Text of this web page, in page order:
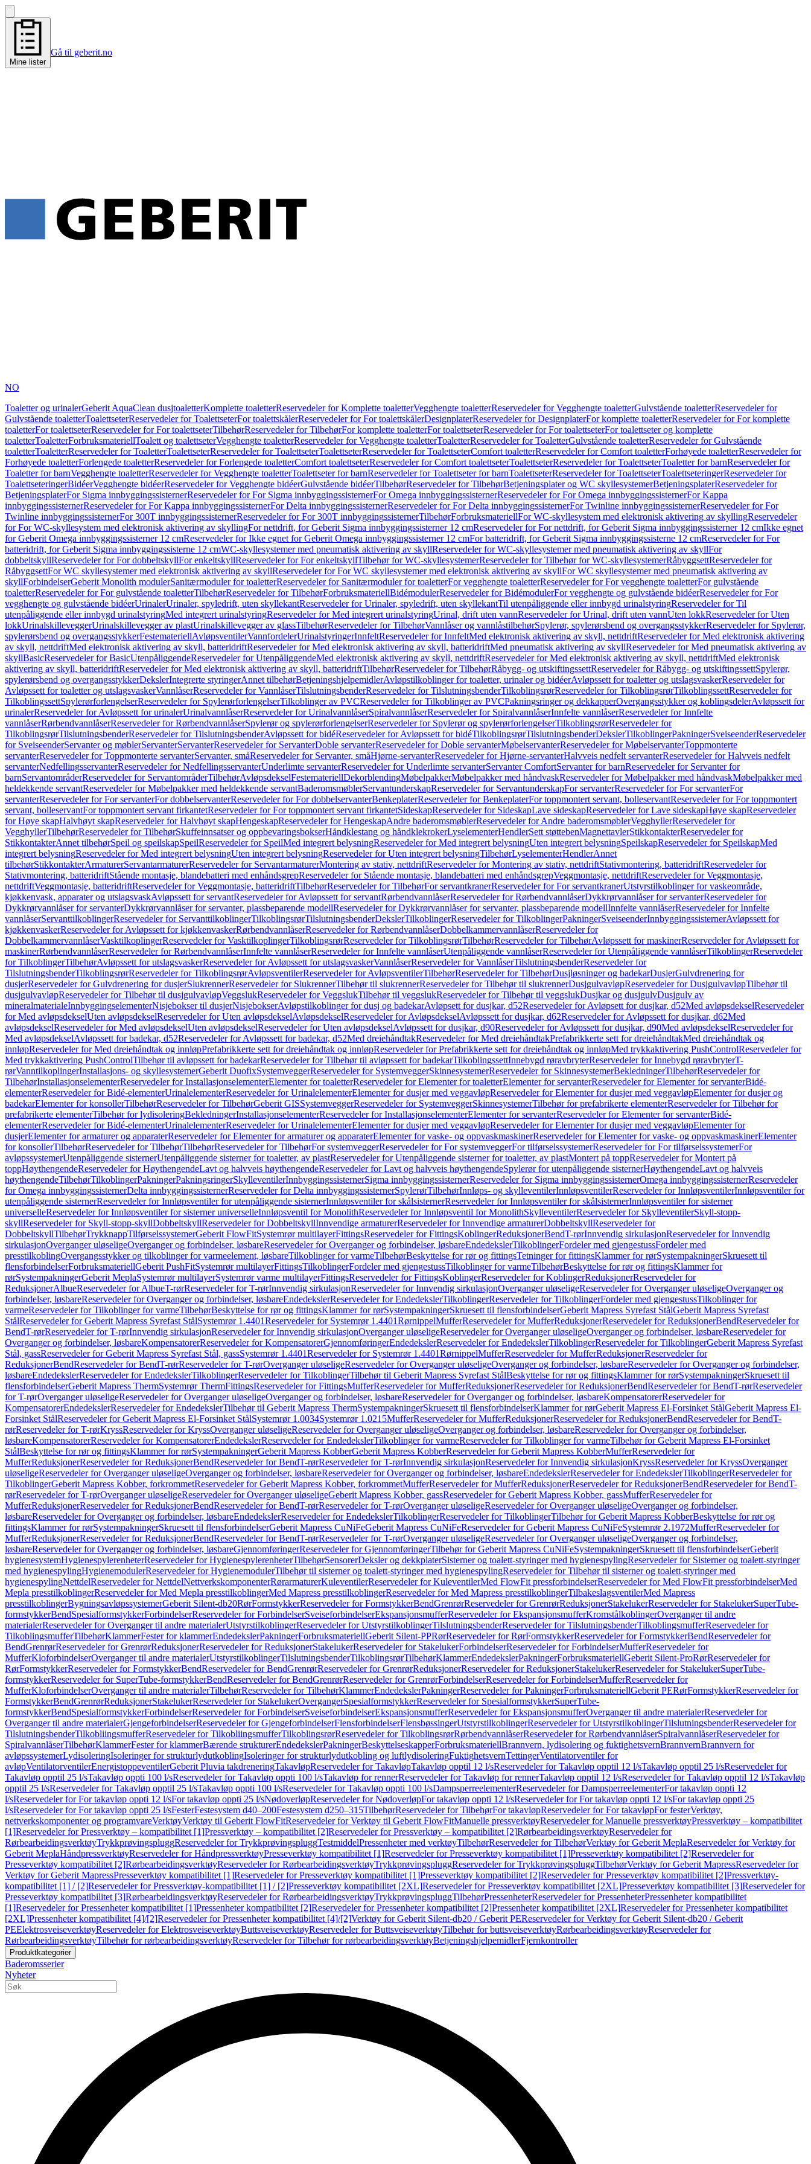
Mine lister
Gå til geberit.no
NO
Toaletter og urinalerGeberit AquaClean dusjtoaletterKomplette toaletterReservedeler for Komplette toaletterVegghengte toaletterReservedeler for Vegghengte toaletterGulvstående toaletterReservedeler for
Gulvstående toaletterToalettseterReservedeler for ToalettseterFor toalettskålerReservedeler for For toalettskålerDesignplaterReservedeler for DesignplaterFor komplette toaletterReservedeler for For komplette
toaletterFor toalettseterReservedeler for For toalettseterTilbehørReservedeler for TilbehørFor komplette toaletterFor toalettseterReservedeler for For toalettseterFor toalettseter og komplette
toaletterToaletterForbruksmateriellToalett og toalettseterVegghengte toaletterReservedeler for Vegghengte toaletterToaletterReservedeler for ToaletterGulvstående toaletterReservedeler for Gulvstående
toaletterToaletterReservedeler for ToaletterToalettseterReservedeler for ToalettseterToalettseterReservedeler for ToalettseterComfort toaletterReservedeler for Comfort toaletterForhøyede toaletterReservedeler for
Forhøyede toaletterForlengede toaletterReservedeler for Forlengede toaletterComfort toalettseterReservedeler for Comfort toalettseterToalettseterReservedeler for ToalettseterToaletter for barnReservedeler for
Toaletter for barnVegghengte toaletterReservedeler for Vegghengte toaletterToalettseter for barnReservedeler for Toalettseter for barnToalettseterReservedeler for ToalettseterToalettseteringerReservedeler for
ToalettseteringerBidéerVegghengte bidéerReservedeler for Vegghengte bidéerGulvstående bidéerTilbehørReservedeler for TilbehørBetjeningsplater og WC skyllesystemerBetjeningsplaterReservedeler for
BetjeningsplaterFor Sigma innbyggingssisternerReservedeler for For Sigma innbyggingssisternerFor Omega innbyggingssisternerReservedeler for For Omega innbyggingssisternerFor Kappa
innbyggingssisternerReservedeler for For Kappa innbyggingssisternerFor Delta innbyggingssisternerReservedeler for For Delta innbyggingssisternerFor Twinline innbyggingssisternerReservedeler for For
Twinline innbyggingssisternerFor 300T innbyggingssisternerReservedeler for For 300T innbyggingssisternerTilbehørForbruksmateriellFor WC-skyllesystem med elektronisk aktivering av skyllingReservedeler
for For WC-skyllesystem med elektronisk aktivering av skyllingFor nettdrift, for Geberit Sigma innbyggingssisterner 12 cmReservedeler for For nettdrift, for Geberit Sigma innbyggingssisterner 12 cmIkke egnet
for Geberit Omega innbyggingssisterner 12 cmReservedeler for Ikke egnet for Geberit Omega innbyggingssisterner 12 cmFor batteridrift, for Geberit Sigma innbyggingssisterne 12 cmReservedeler for For
batteridrift, for Geberit Sigma innbyggingssisterne 12 cmWC-skyllesystemer med pneumatisk aktivering av skyllReservedeler for WC-skyllesystemer med pneumatisk aktivering av skyllFor
dobbeltskyllReservedeler for For dobbeltskyllFor enkeltskyllReservedeler for For enkeltskyllTilbehør for WC-skyllesystemerReservedeler for Tilbehør for WC-skyllesystemerRåbyggsettReservedeler for
RåbyggsettFor WC skyllesystemer med elektronisk aktivering av skyllReservedeler for For WC skyllesystemer med elektronisk aktivering av skyllFor WC skyllesystemer med pneumatisk aktivering av
skyllForbindelserGeberit Monolith modulerSanitærmoduler for toaletterReservedeler for Sanitærmoduler for toaletterFor vegghengte toaletterReservedeler for For vegghengte toaletterFor gulvstående
toaletterReservedeler for For gulvstående toaletterTilbehørReservedeler for TilbehørForbruksmateriellBidémodulerReservedeler for BidémodulerFor vegghengte og gulvstående bidéerReservedeler for For
vegghengte og gulvstående bidéerUrinalerUrinaler, spyledrift, uten skyllekantReservedeler for Urinaler, spyledrift, uten skyllekantTil utenpåliggende eller innbygd urinalstyringReservedeler for Til
utenpåliggende eller innbygd urinalstyringMed integrert urinalstyringReservedeler for Med integrert urinalstyringUrinal, drift uten vannReservedeler for Urinal, drift uten vannUten lokkReservedeler for Uten
lokkUrinalskilleveggerUrinalskillevegger av plastUrinalskillevegger av glassTilbehørReservedeler for TilbehørVannlåser og vannlåstilbehørSpylerør, spylerørsbend og overgangsstykkerReservedeler for Spylerør,
spylerørsbend og overgangsstykkerFestemateriellAvløpsventilerVannfordelerUrinalstyringerInnfeltReservedeler for InnfeltMed elektronisk aktivering av skyll, nettdriftReservedeler for Med elektronisk aktivering
av skyll, nettdriftMed elektronisk aktivering av skyll, batteridriftReservedeler for Med elektronisk aktivering av skyll, batteridriftMed pneumatisk aktivering av skyllReservedeler for Med pneumatisk aktivering av
skyllBasicReservedeler for BasicUtenpåliggendeReservedeler for UtenpåliggendeMed elektronisk aktivering av skyll, nettdriftReservedeler for Med elektronisk aktivering av skyll, nettdriftMed elektronisk
aktivering av skyll, batteridriftReservedeler for Med elektronisk aktivering av skyll, batteridriftTilbehørReservedeler for TilbehørRåbygg- og utskiftingssettReservedeler for Råbygg- og utskiftingssettSpylerør,
spylerørsbend og overgangsstykkerDekslerIntegrerte styringerAnnet tilbehørBetjeningshjelpemidlerAvløpstilkoblinger for toaletter, urinaler og bidéerAvløpssett for toaletter og utslagsvaskerReservedeler for
Avløpssett for toaletter og utslagsvaskerVannlåserReservedeler for VannlåserTilslutningsbenderReservedeler for TilslutningsbenderTilkoblingsrørReservedeler for TilkoblingsrørTilkoblingssettReservedeler for
TilkoblingssettSpylerørforlengelserReservedeler for SpylerørforlengelserTilkoblinger av PVCReservedeler for Tilkoblinger av PVCPakningsringer og dekkapperOvergangsstykker og koblingsdelerAvløpssett for
urinalerReservedeler for Avløpssett for urinalerUrinalvannlåserReservedeler for UrinalvannlåserSpiralvannlåserReservedeler for SpiralvannlåserInnfelte vannlåserReservedeler for Innfelte
vannlåserRørbendvannlåserReservedeler for RørbendvannlåserSpylerør og spylerørforlengelserReservedeler for Spylerør og spylerørforlengelserTilkoblingsrørReservedeler for
TilkoblingsrørTilslutningsbenderReservedeler for TilslutningsbenderAvløpssett for bidéReservedeler for Avløpssett for bidéTilkoblingsrørTilslutningsbenderDekslerTilkoblingerPakningerSveiseenderReservedeler
for SveiseenderServanter og møblerServanterServanterReservedeler for ServanterDoble servanterReservedeler for Doble servanterMøbelservanterReservedeler for MøbelservanterToppmonterte
servanterReservedeler for Toppmonterte servanterServanter, småReservedeler for Servanter, småHjørne-servanterReservedeler for Hjørne-servanterHalvveis nedfelt servanterReservedeler for Halvveis nedfelt
servanterNedfellingsservanterReservedeler for NedfellingsservanterUnderlimte servanterReservedeler for Underlimte servanterServanter ComfortServanter for barnReservedeler for Servanter for
barnServantområderReservedeler for ServantområderTilbehørAvløpsdekselFestemateriellDekorblendingMøbelpakkerMøbelpakker med håndvaskReservedeler for Møbelpakker med håndvaskMøbelpakker med
heldekkende servantReservedeler for Møbelpakker med heldekkende servantBaderomsmøblerServantunderskapReservedeler for ServantunderskapFor servanterReservedeler for For servanterFor
servanterReservedeler for For servanterFor dobbelservanterReservedeler for For dobbelservanterBenkeplaterReservedeler for BenkeplaterFor toppmontert servant, bolleservantReservedeler for For toppmontert
servant, bolleservantFor toppmontert servant firkantetReservedeler for For toppmontert servant firkantetSideskapReservedeler for SideskapLave sideskapReservedeler for Lave sideskapHøye skapReservedeler
for Høye skapHalvhøyt skapReservedeler for Halvhøyt skapHengeskapReservedeler for HengeskapAndre baderomsmøblerReservedeler for Andre baderomsmøblerVegghyllerReservedeler for
VegghyllerTilbehørReservedeler for TilbehørSkuffeinnsatser og oppbevaringsbokserHåndklestang og håndklekrokerLyselementerHendlerSett støttebenMagnettavlerStikkontakterReservedeler for
StikkontakterAnnet tilbehørSpeil og speilskapSpeilReservedeler for SpeilMed integrert belysningReservedeler for Med integrert belysningUten integrert belysningSpeilskapReservedeler for SpeilskapMed
integrert belysningReservedeler for Med integrert belysningUten integrert belysningReservedeler for Uten integrert belysningTilbehørLyselementerHendlerAnnet
tilbehørStikkontakterArmaturerServantarmaturerReservedeler for ServantarmaturerMontering av stativ, nettdriftReservedeler for Montering av stativ, nettdriftStativmontering, batteridriftReservedeler for
Stativmontering, batteridriftStående montasje, blandebatteri med enhåndsgrepReservedeler for Stående montasje, blandebatteri med enhåndsgrepVeggmontasje, nettdriftReservedeler for Veggmontasje,
nettdriftVeggmontasje, batteridriftReservedeler for Veggmontasje, batteridriftTilbehørReservedeler for TilbehørFor servantkranerReservedeler for For servantkranerUtstyrstilkoblinger for vaskeområde,
kjøkkenvask, apparater og utslagsvaskAvløpssett for servantReservedeler for Avløpssett for servantRørbendvannlåserReservedeler for RørbendvannlåserDykkrørvannlåser for servanterReservedeler for
Dykkrørvannlåser for servanterDykkrørvannlåser for servanter, plassbeparende modellReservedeler for Dykkrørvannlåser for servanter, plassbeparende modellInnfelte vannlåserReservedeler for Innfelte
vannlåserServanttilkoblingerReservedeler for ServanttilkoblingerTilkoblingsrørTilslutningsbenderDekslerTilkoblingerReservedeler for TilkoblingerPakningerSveiseenderInnbyggingssisternerAvløpssett for
kjøkkenvaskerReservedeler for Avløpssett for kjøkkenvaskerRørbendvannlåserReservedeler for RørbendvannlåserDobbelkammervannlåserReservedeler for
DobbelkammervannlåserVasktilkoplingerReservedeler for VasktilkoplingerTilkoblingsrørReservedeler for TilkoblingsrørTilbehørReservedeler for TilbehørAvløpssett for maskinerReservedeler for Avløpssett for
maskinerRørbendvannlåserReservedeler for RørbendvannlåserInnfelte vannlåserReservedeler for Innfelte vannlåserUtenpåliggende vannlåserReservedeler for Utenpåliggende vannlåserTilkoblingerReservedeler
for TilkoblingerTilbehørAvløpssett for utslagsvaskerReservedeler for Avløpssett for utslagsvaskerVannlåserReservedeler for VannlåserTilslutningsbenderReservedeler for
TilslutningsbenderTilkoblingsrørReservedeler for TilkoblingsrørAvløpsventilerReservedeler for AvløpsventilerTilbehørReservedeler for TilbehørDusjløsninger og badekarDusjerGulvdrenering for
dusjerReservedeler for Gulvdrenering for dusjerSlukrennerReservedeler for SlukrennerTilbehør til slukrennerReservedeler for Tilbehør til slukrennerDusjgulvavløpReservedeler for DusjgulvavløpTilbehør til
dusjgulvavløpReservedeler for Tilbehør til dusjgulvavløpVeggslukReservedeler for VeggslukTilbehør til veggslukReservedeler for Tilbehør til veggslukDusjkar og dusjgulvDusjgulv av
mineralmaterialeInnbyggingselementerNisjebokser til dusjerNisjebokserAvløpstilkoblinger for dusj og badekarAvløpsett for dusjkar, d52Reservedeler for Avløpsett for dusjkar, d52Med avløpsdekselReservedeler
for Med avløpsdekselUten avløpsdekselReservedeler for Uten avløpsdekselAvløpsdekselReservedeler for AvløpsdekselAvløpssett for dusjkar, d62Reservedeler for Avløpssett for dusjkar, d62Med
avløpsdekselReservedeler for Med avløpsdekselUten avløpsdekselReservedeler for Uten avløpsdekselAvløpssett for dusjkar, d90Reservedeler for Avløpssett for dusjkar, d90Med avløpsdekselReservedeler for
Med avløpsdekselAvløpssett for badekar, d52Reservedeler for Avløpssett for badekar, d52Med dreiehåndtakReservedeler for Med dreiehåndtakPrefabrikkerte sett for dreiehåndtakMed dreiehåndtak og
innløpReservedeler for Med dreiehåndtak og innløpPrefabrikkerte sett for dreiehåndtak og innløpReservedeler for Prefabrikkerte sett for dreiehåndtak og innløpMed trykkaktivering PushControlReservedeler for
Med trykkaktivering PushControlTilbehør til avløpssett for badekarReservedeler for Tilbehør til avløpssett for badekarTilkoblingssettInnebygd røravbryterReservedeler for Innebygd røravbryterT-
rørVanntilkoplingerInstallasjons- og skyllesystemerGeberit DuofixSystemveggerReservedeler for SystemveggerSkinnesystemerReservedeler for SkinnesystemerBekledningerTilbehørReservedeler for
TilbehørInstallasjonselementerReservedeler for InstallasjonselementerElementer for toaletterReservedeler for Elementer for toaletterElementer for servanterReservedeler for Elementer for servanterBidé-
elementerReservedeler for Bidé-elementerUrinalelementerReservedeler for UrinalelementerElementer for dusjer med veggavløpReservedeler for Elementer for dusjer med veggavløpElementer for dusjer og
badekarElementer for konsollerTilbehørReservedeler for TilbehørGeberit GISSystemveggerReservedeler for SystemveggerSkinnesystemerTilbehør for prefabrikerte elementerReservedeler for Tilbehør for
prefabrikerte elementerTilbehør for lydisoleringBekledningerInstallasjonselementerReservedeler for InstallasjonselementerElementer for servanterReservedeler for Elementer for servanterBidé-
elementerReservedeler for Bidé-elementerUrinalelementerReservedeler for UrinalelementerElementer for dusjer med veggavløpReservedeler for Elementer for dusjer med veggavløpElementer for
dusjerElementer for armaturer og apparaterReservedeler for Elementer for armaturer og apparaterElementer for vaske- og oppvaskmaskinerReservedeler for Elementer for vaske- og oppvaskmaskinerElementer
for konsollerTilbehørReservedeler for TilbehørTilbehørReservedeler for TilbehørFor systemveggerReservedeler for For systemveggerFor tilførselssystemerReservedeler for For tilførselssystemerFor
avløpssystemerUtenpåliggende sisternerUtenpåliggende sisterner for toaletter, av plastReservedeler for Utenpåliggende sisterner for toaletter, av plastMontert på toppReservedeler for Montert på
toppHøythengendeReservedeler for HøythengendeLavt og halvveis høythengendeReservedeler for Lavt og halvveis høythengendeSpylerør for utenpåliggende sisternerHøythengendeLavt og halvveis
høythengendeTilbehørTilkoblingerPakningerPakningsringerSkylleventilerInnbyggingssisternerSigma innbyggingssisternerReservedeler for Sigma innbyggingssisternerOmega innbyggingssisternerReservedeler
for Omega innbyggingssisternerDelta innbyggingssisternerReservedeler for Delta innbyggingssisternerSpylerørTilbehørInnløps- og skylleventilerInnløpsventilerReservedeler for InnløpsventilerInnløpsventiler for
utenpåliggende sisternerReservedeler for Innløpsventiler for utenpåliggende sisternerInnløpsventiler for skålsisternerReservedeler for Innløpsventiler for skålsisternerInnløpsventiler for sisterner
universelleReservedeler for Innløpsventiler for sisterner universelleInnløpsventil for MonolithReservedeler for Innløpsventil for MonolithSkylleventilerReservedeler for SkylleventilerSkyll-stopp-
skyllReservedeler for Skyll-stopp-skyllDobbeltskyllReservedeler for DobbeltskyllInnvendige armaturerReservedeler for Innvendige armaturerDobbeltskyllReservedeler for
DobbeltskyllTilbehørTrykknappTilførselssystemerGeberit FlowFitSystemrør multilayerFittingsReservedeler for FittingsKoblingerReduksjonerBendT-rørInnvendig sirkulasjonReservedeler for Innvendig
sirkulasjonOverganger uløseligeOverganger og forbindelser, løsbareReservedeler for Overganger og forbindelser, løsbareEndedekslerTilkoblingerFordeler med gjengestussFordeler med
presstilkoblingOvergangsstykker og tilkoblinger for varmeelement, løsbareTilkoblinger for varmeTilbehørBeskyttelse for rør og fittingsTetninger for fittingsKlammer for rørSystempakningerSkruesett til
flensforbindelserForbruksmateriellGeberit PushFitSystemrør multilayerFittingsTilkoblingerFordeler med gjengestussTilkoblinger for varmeTilbehørBeskyttelse for rør og fittingsKlammer for
rørSystempakningerGeberit MeplaSystemrør multilayerSystemrør varme multilayerFittingsReservedeler for FittingsKoblingerReservedeler for KoblingerReduksjonerReservedeler for
ReduksjonerAlbueReservedeler for AlbueT-rørReservedeler for T-rørInnvendig sirkulasjonReservedeler for Innvendig sirkulasjonOverganger uløseligeReservedeler for Overganger uløseligeOverganger og
forbindelser, løsbareReservedeler for Overganger og forbindelser, løsbareEndedekslerReservedeler for EndedekslerTilkoblingerReservedeler for TilkoblingerFordeler med gjengestussTilkoblinger for
varmeReservedeler for Tilkoblinger for varmeTilbehørBeskyttelse for rør og fittingsKlammer for rørSystempakningerSkruesett til flensforbindelserGeberit Mapress Syrefast StålGeberit Mapress Syrefast
StålReservedeler for Geberit Mapress Syrefast StålSystemrør 1.4401Reservedeler for Systemrør 1.4401RørnippelMufferReservedeler for MufferReduksjonerReservedeler for ReduksjonerBendReservedeler for
BendT-rørReservedeler for T-rørInnvendig sirkulasjonReservedeler for Innvendig sirkulasjonOverganger uløseligeReservedeler for Overganger uløseligeOverganger og forbindelser, løsbareReservedeler for
Overganger og forbindelser, løsbareKompensatorerReservedeler for KompensatorerGjennomføringerEndedekslerReservedeler for EndedekslerTilkoblingerReservedeler for TilkoblingerGeberit Mapress Syrefast
Stål, gassReservedeler for Geberit Mapress Syrefast Stål, gassSystemrør 1.4401Reservedeler for Systemrør 1.4401RørnippelMufferReservedeler for MufferReduksjonerReservedeler for
ReduksjonerBendReservedeler for BendT-rørReservedeler for T-rørOverganger uløseligeReservedeler for Overganger uløseligeOverganger og forbindelser, løsbareReservedeler for Overganger og forbindelser,
løsbareEndedekslerReservedeler for EndedekslerTilkoblingerReservedeler for TilkoblingerTilbehør til Geberit Mapress Syrefast StålBeskyttelse for rør og fittingsKlammer for rørSystempakningerSkruesett til
flensforbindelserGeberit Mapress ThermSystemrør ThermFittingsReservedeler for FittingsMufferReservedeler for MufferReduksjonerReservedeler for ReduksjonerBendReservedeler for BendT-rørReservedeler
for T-rørOverganger uløseligeReservedeler for Overganger uløseligeOverganger og forbindelser, løsbareReservedeler for Overganger og forbindelser, løsbareKompensatorerReservedeler for
KompensatorerEndedekslerReservedeler for EndedekslerTilbehør til Geberit Mapress ThermSystempakningerSkruesett til flensforbindelserKlammer for rørGeberit Mapress El-Forsinket StålGeberit Mapress El-
Forsinket StålReservedeler for Geberit Mapress El-Forsinket StålSystemrør 1.0034Systemrør 1.0215MufferReservedeler for MufferReduksjonerReservedeler for ReduksjonerBendReservedeler for BendT-
rørReservedeler for T-rørKryssReservedeler for KryssOverganger uløseligeReservedeler for Overganger uløseligeOverganger og forbindelser, løsbareReservedeler for Overganger og forbindelser,
løsbareKompensatorerReservedeler for KompensatorerEndedekslerReservedeler for EndedekslerTilkoblinger for varmeReservedeler for Tilkoblinger for varmeTilbehør for Geberit Mapress El-Forsinket
StålBeskyttelse for rør og fittingsKlammer for rørSystempakningerGeberit Mapress KobberGeberit Mapress KobberReservedeler for Geberit Mapress KobberMufferReservedeler for
MufferReduksjonerReservedeler for ReduksjonerBendReservedeler for BendT-rørReservedeler for T-rørInnvendig sirkulasjonReservedeler for Innvendig sirkulasjonKryssReservedeler for KryssOverganger
uløseligeReservedeler for Overganger uløseligeOverganger og forbindelser, løsbareReservedeler for Overganger og forbindelser, løsbareEndedekslerReservedeler for EndedekslerTilkoblingerReservedeler for
TilkoblingerGeberit Mapress Kobber, forkrommetReservedeler for Geberit Mapress Kobber, forkrommetMufferReservedeler for MufferReduksjonerReservedeler for ReduksjonerBendReservedeler for BendT-
rørReservedeler for T-rørOverganger uløseligeReservedeler for Overganger uløseligeGeberit Mapress Kobber, gassReservedeler for Geberit Mapress Kobber, gassMufferReservedeler for
MufferReduksjonerReservedeler for ReduksjonerBendReservedeler for BendT-rørReservedeler for T-rørOverganger uløseligeReservedeler for Overganger uløseligeOverganger og forbindelser,
løsbareReservedeler for Overganger og forbindelser, løsbareEndedekslerReservedeler for EndedekslerTilkoblingerReservedeler for TilkoblingerTilbehør for Geberit Mapress KobberBeskyttelse for rør og
fittingsKlammer for rørSystempakningerSkruesett til flensforbindelserGeberit Mapress CuNiFeGeberit Mapress CuNiFeReservedeler for Geberit Mapress CuNiFeSystemrør 2.1972MufferReservedeler for
MufferReduksjonerReservedeler for ReduksjonerBendReservedeler for BendT-rørReservedeler for T-rørOverganger uløseligeReservedeler for Overganger uløseligeOverganger og forbindelser,
løsbareReservedeler for Overganger og forbindelser, løsbareGjennomføringerReservedeler for GjennomføringerTilbehør for Geberit Mapress CuNiFeSystempakningerSkruesett til flensforbindelserGeberit
hygienesystemHygienespylerenheterReservedeler for HygienespylerenheterTilbehørSensorerDeksler og dekkplaterSisterner og toalett-styringer med hygienespylingReservedeler for Sisterner og toalett-styringer
med hygienespylingHygienemodulerReservedeler for HygienemodulerTilbehør til sisterner og toalett-styringer med hygienespylingReservedeler for Tilbehør til sisterner og toalett-styringer med
hygienespylingNettdelReservedeler for NettdelNettverkskomponenterRørarmaturerKuleventilerReservedeler for KuleventilerMed FlowFit pressforbindelserReservedeler for Med FlowFit pressforbindelserMed
Mepla presstilkoblingerReservedeler for Med Mepla presstilkoblingerMed Mapress presstilkoblingerReservedeler for Med Mapress presstilkoblingerTilbakeslagsventilerMed Mapress
presstilkoblingerBygningsavløpssystemerGeberit Silent-db20RørFormstykkerReservedeler for FormstykkerBendGrenrørReservedeler for GrenrørReduksjonerStakelukerReservedeler for StakelukerSuperTube-
formstykkerBendSpesialformstykkerForbindelserReservedeler for ForbindelserSveiseforbindelserEkspansjonsmufferReservedeler for EkspansjonsmufferKromstålkoblingerOverganger til andre
materialerReservedeler for Overganger til andre materialerUtstyrstilkoblingerReservedeler for UtstyrstilkoblingerTilslutningsbenderReservedeler for TilslutningsbenderTilkoblingsmufferReservedeler for
TilkoblingsmufferTilbehørKlammerFester for klammerEndedekslerPakningerForbruksmateriellGeberit Silent-PPRørReservedeler for RørFormstykkerReservedeler for FormstykkerBendReservedeler for
BendGrenrørReservedeler for GrenrørReduksjonerReservedeler for ReduksjonerStakelukerReservedeler for StakelukerForbindelserReservedeler for ForbindelserMufferReservedeler for
MufferKloforbindelserOverganger til andre materialerUtstyrstilkoblingerTilslutningsbenderTilkoblingsrørTilbehørKlammerEndedekslerPakningerForbruksmateriellGeberit Silent-ProRørReservedeler for
RørFormstykkerReservedeler for FormstykkerBendReservedeler for BendGrenrørReservedeler for GrenrørReduksjonerReservedeler for ReduksjonerStakelukerReservedeler for StakelukerSuperTube-
formstykkerReservedeler for SuperTube-formstykkerBendReservedeler for BendGrenrørReservedeler for GrenrørForbindelserReservedeler for ForbindelserMufferReservedeler for
MufferKloforbindelserOverganger til andre materialerTilbehørReservedeler for TilbehørKlammerEndedekslerPakningerReservedeler for PakningerForbruksmateriellGeberit PERørFormstykkerReservedeler for
FormstykkerBendGrenrørReduksjonerStakelukerReservedeler for StakelukerOvergangerSpesialformstykkerReservedeler for SpesialformstykkerSuperTube-
formstykkerBendSpesialformstykkerForbindelserReservedeler for ForbindelserSveiseforbindelserEkspansjonsmufferReservedeler for EkspansjonsmufferOverganger til andre materialerReservedeler for
Overganger til andre materialerGjengeforbindelserReservedeler for GjengeforbindelserFlensforbindelserFlensbøssingerUtstyrstilkoblingerReservedeler for UtstyrstilkoblingerTilslutningsbenderReservedeler for
TilslutningsbenderTilkobliingsmufferReservedeler for TilkobliingsmufferTilkoblingsrørReservedeler for TilkoblingsrørRørbendvannlåserReservedeler for RørbendvannlåserSpiralvannlåserReservedeler for
SpiralvannlåserTilbehørKlammerFester for klammerBærende strukturerEndedekslerPakningerBeskyttelseskapperForbruksmateriellBrannvern, lydisolering og fuktighetsvernBrannvernBrannvern for
avløpssystemerLydisoleringIsoleringer for strukturlydutkoblingIsoleringer for strukturlydutkobling og luftlydisoleringFuktighetsvernTettingerVentilatorventiler for
avløpVentilatorventilerEnergistoppeventilerGeberit Pluvia takdreneringTakavløpReservedeler for TakavløpTakavløp opptil 12 l/sReservedeler for Takavløp opptil 12 l/sTakavløp opptil 25 l/sReservedeler for
Takavløp opptil 25 l/sTakavløp oppti 100 l/sReservedeler for Takavløp oppti 100 l/sTakavløp for rennerReservedeler for Takavløp for rennerTakavløp opptil 12 l/sReservedeler for Takavløp opptil 12 l/sTakavløp
opptil 25 l/sReservedeler for Takavløp opptil 25 l/sTakavløp oppti 100 l/sReservedeler for Takavløp oppti 100 l/sDampsperreelementerReservedeler for DampsperreelementerFor takavløp oppti 12
l/sReservedeler for For takavløp oppti 12 l/sFor takavløp oppti 25 l/sNødoverløpReservedeler for NødoverløpFor takavløp oppti 12 l/sReservedeler for For takavløp oppti 12 l/sFor takavløp oppti 25
l/sReservedeler for For takavløp oppti 25 l/sFesterFestesystem d40–200Festesystem d250–315TilbehørReservedeler for TilbehørFor takavløpReservedeler for For takavløpFor festerVerktøy,
nettverkskomponenter og programvareVerktøyVerktøy til Geberit FlowFitReservedeler for Verktøy til Geberit FlowFitManuelle pressverktøyReservedeler for Manuelle pressverktøyPressverktøy – kompatibilitet
[1]Reservedeler for Pressverktøy – kompatibilitet [1]Pressverktøy – kompatibilitet [2]Reservedeler for Pressverktøy – kompatibilitet [2]RørbearbeidingsverktøyReservedeler for
RørbearbeidingsverktøyTrykkprøvingspluggReservedeler for TrykkprøvingspluggTestmiddelPressenheter med verktøyTilbehørReservedeler for TilbehørVerktøy for Geberit MeplaReservedeler for Verktøy for
Geberit MeplaHåndpressverktøyReservedeler for HåndpressverktøyPresseverktøy kompatibilitet [1]Reservedeler for Presseverktøy kompatibilitet [1]Presseverktøy kompatibilitet [2]Reservedeler for
Presseverktøy kompatibilitet [2]RørbearbeidingsverktøyReservedeler for RørbearbeidingsverktøyTrykkprøvingspluggReservedeler for TrykkprøvingspluggTilbehørVerktøy for Geberit MapressReservedeler for
Verktøy for Geberit MapressPresseverktøy kompatibilitet [1]Reservedeler for Presseverktøy kompatibilitet [1]Presseverktøy kompatibilitet [2]Reservedeler for Presseverktøy kompatibilitet [2]Pressverktøy-
kompatibilitet [1] / [2]Reservedeler for Pressverktøy-kompatibilitet [1] / [2]Presseverktøy kompatibilitet [2XL]Reservedeler for Presseverktøy kompatibilitet [2XL]Presseverktøy kompatibilitet [3]Reservedeler for
Presseverktøy kompatibilitet [3]RørbearbeidingsverktøyReservedeler for RørbearbeidingsverktøyTrykkprøvingspluggTilbehørPressenheterReservedeler for PressenheterPressenheter kompatibilitet
[1]Reservedeler for Pressenheter kompatibilitet [1]Pressenheter kompatibilitet [2]Reservedeler for Pressenheter kompatibilitet [2]Pressenheter kompatibilitet [2XL]Reservedeler for Pressenheter kompatibilitet
[2XL]Pressenheter kompatibilitet [4]/[2]Reservedeler for Pressenheter kompatibilitet [4]/[2]Verktøy for Geberit Silent-db20 / Geberit PEReservedeler for Verktøy for Geberit Silent-db20 / Geberit
PEElektrosveiseverktøyReservedeler for ElektrosveiseverktøyButtsveiseverktøyReservedeler for ButtsveiseverktøyTilbehør for buttsveiseverktøyRørbearbeidingsverktøyReservedeler for
RørbearbeidingsverktøyTilbehør for rørbearbeidingsverktøyReservedeler for Tilbehør for rørbearbeidingsverktøyBetjeningshjelpemidlerFjernkontroller
Produktkategorier
Baderomsserier
Nyheter